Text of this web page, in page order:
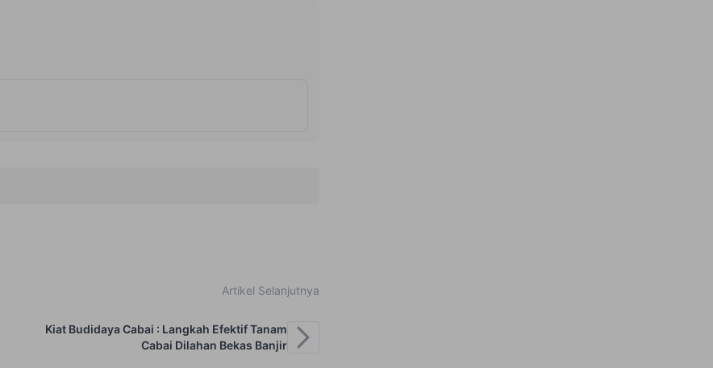
Artikel Selanjutnya
Kiat Budidaya Cabai : Langkah Efektif Tanam
Cabai Dilahan Bekas Banjir